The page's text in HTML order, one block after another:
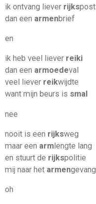
ik ontvang liever rijkspost
dan een armenbrief
en
ik heb veel liever reiki
dan een armoedeval
veel liever reikwijdte
want mijn beurs is smal
nee
nooit is een rijksweg
maar een armlengte lang
en stuurt de rijkspolitie
mij naar het armengevang
oh